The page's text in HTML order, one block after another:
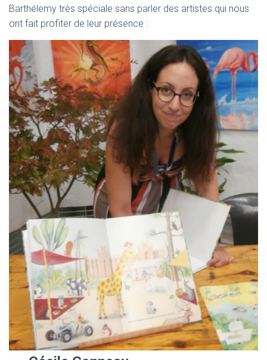
Barthélemy très spéciale sans parler des artistes qui nous
ont fait profiter de leur présence :